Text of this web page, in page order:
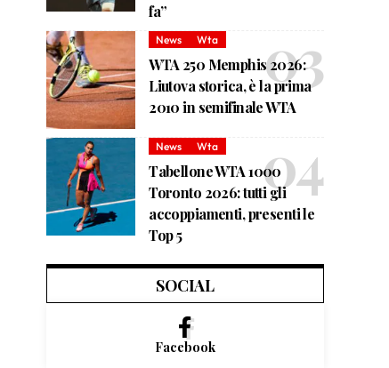
fa”
News Wta
WTA 250 Memphis 2026:
Liutova storica, è la prima
2010 in semifinale WTA
News Wta
Tabellone WTA 1000
Toronto 2026: tutti gli
accoppiamenti, presenti le
Top 5
SOCIAL
Facebook